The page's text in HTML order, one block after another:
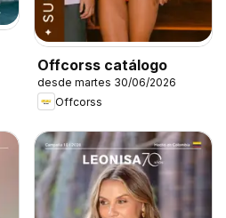
Offcorss catálogo
desde martes 30/06/2026
Offcorss